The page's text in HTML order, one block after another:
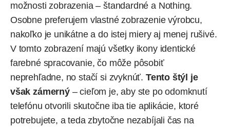
možnosti zobrazenia – štandardné a Nothing.
Osobne preferujem vlastné zobrazenie výrobcu,
nakoľko je unikátne a do istej miery aj menej rušivé.
V tomto zobrazení majú všetky ikony identické
farebné spracovanie, čo môže pôsobiť
neprehľadne, no stačí si zvyknúť. Tento štýl je
však zámerný– cieľom je, aby ste po odomknutí
telefónu otvorili skutočne iba tie aplikácie, ktoré
potrebujete, a teda zbytočne nezabíjali čas na